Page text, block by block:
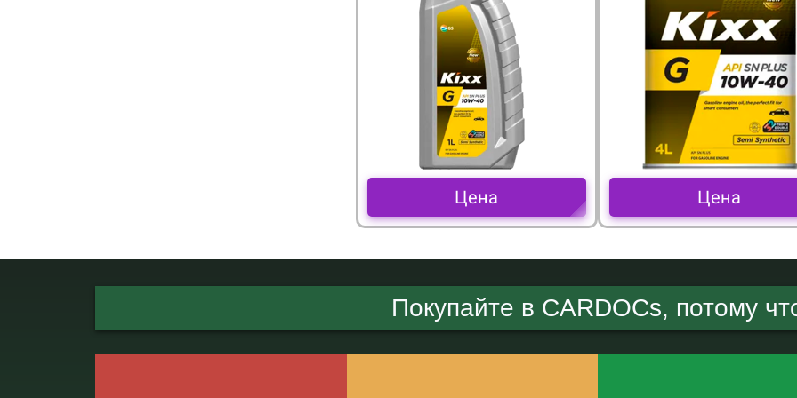
Цена Цена
Покупайте в CARDOCs, потому